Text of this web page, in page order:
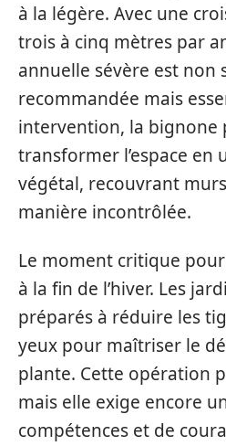
à la légère. Avec une
trois à cinq mètres par
annuelle sévère est non
recommandée mais
intervention, la bignone
transformer l’espace
végétal, recouvrant
manière incontrôlée.
Le moment critique
à la fin de l’hiver. Les
préparés à réduire les
yeux pour maîtriser le
plante. Cette opération
mais elle exige encore
compétences et de